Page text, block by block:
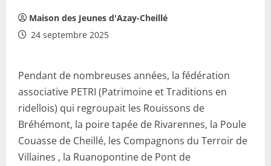
Maison des Jeunes d'Azay-Cheillé
24 septembre 2025
Pendant de nombreuses années, la fédération
associative PETRI (Patrimoine et Traditions en
ridellois) qui regroupait les Rouissons de
Bréhémont, la poire tapée de Rivarennes, la Poule
Couasse de Cheillé, les Compagnons du Terroir de
Villaines , la Ruanopontine de Pont de